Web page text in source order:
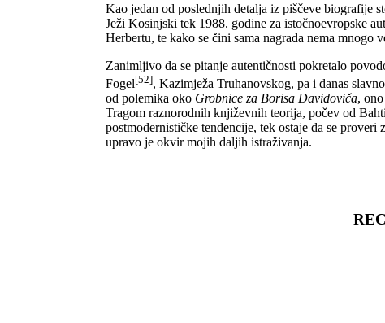
Kao jedan od poslednjih detalja iz piščeve biografije
Ježi Kosinjski tek 1988. godine za istočnoevropske
Herbertu, te kako se čini sama nagrada nema mnogo
Zanimljivo da se pitanje autentičnosti pokretalo
Fogel[52], Kazimježa Truhanovskog, pa i danas
od polemika oko Grobnice za Borisa Davidoviča,
Tragom raznorodnih književnih teorija, počev od
postmodernističke tendencije, tek ostaje da se
upravo je okvir mojih daljih istraživanja.